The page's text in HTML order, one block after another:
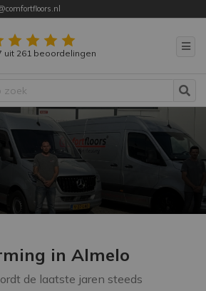
uit 261 beoordelingen
in Almelo
de laatste jaren steeds